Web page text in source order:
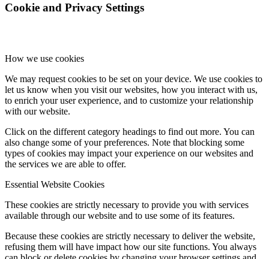
Cookie and Privacy Settings
How we use cookies
We may request cookies to be set on your device. We use cookies to
let us know when you visit our websites, how you interact with us,
to enrich your user experience, and to customize your relationship
with our website.
Click on the different category headings to find out more. You can
also change some of your preferences. Note that blocking some
types of cookies may impact your experience on our websites and
the services we are able to offer.
Essential Website Cookies
These cookies are strictly necessary to provide you with services
available through our website and to use some of its features.
Because these cookies are strictly necessary to deliver the website,
refusing them will have impact how our site functions. You always